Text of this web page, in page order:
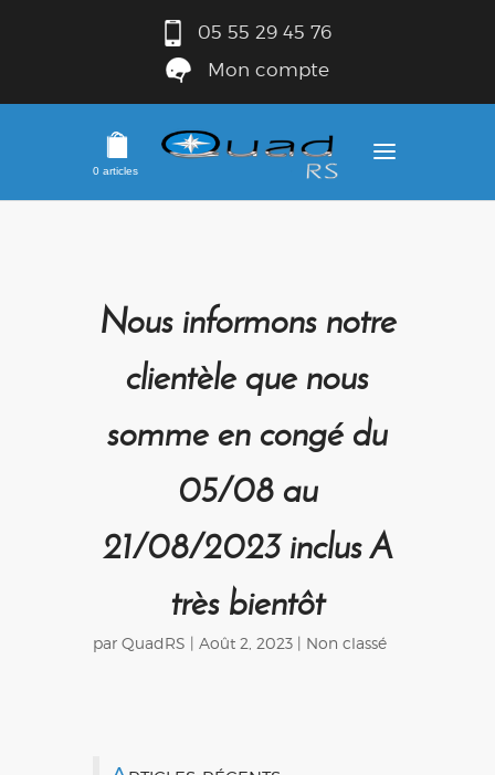
05 55 29 45 76
Mon compte
0 articles
Nous informons notre
clientèle que nous
somme en congé du
05/08 au
21/08/2023 inclus A
très bientôt
par QuadRS | Août 2, 2023 | Non classé